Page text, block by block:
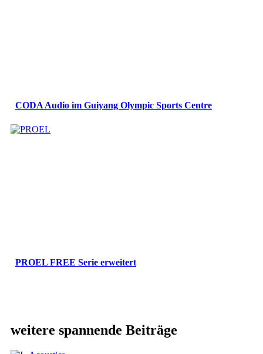
CODA Audio im Guiyang Olympic Sports Centre
PROEL FREE Serie erweitert
weitere spannende Beiträge